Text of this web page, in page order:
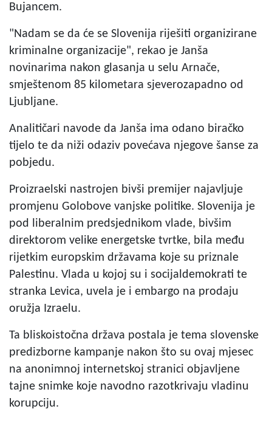
Bujancem.
"Nadam se da će se Slovenija riješiti organizirane
kriminalne organizacije", rekao je Janša
novinarima nakon glasanja u selu Arnače,
smještenom 85 kilometara sjeverozapadno od
Ljubljane.
Analitičari navode da Janša ima odano biračko
tijelo te da niži odaziv povećava njegove šanse za
pobjedu.
Proizraelski nastrojen bivši premijer najavljuje
promjenu Golobove vanjske politike. Slovenija je
pod liberalnim predsjednikom vlade, bivšim
direktorom velike energetske tvrtke, bila među
rijetkim europskim državama koje su priznale
Palestinu. Vlada u kojoj su i socijaldemokrati te
stranka Levica, uvela je i embargo na prodaju
oružja Izraelu.
Ta bliskoistočna država postala je tema slovenske
predizborne kampanje nakon što su ovaj mjesec
na anonimnoj internetskoj stranici objavljene
tajne snimke koje navodno razotkrivaju vladinu
korupciju.